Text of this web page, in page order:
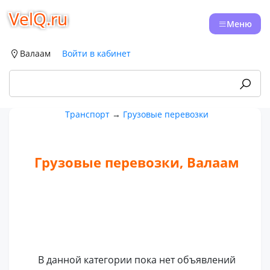
VelQ.ru Меню
Валаам Войти в кабинет
Транспорт → Грузовые перевозки
Грузовые перевозки, Валаам
В данной категории пока нет объявлений